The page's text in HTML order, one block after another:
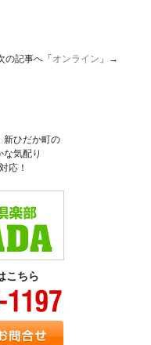
記事へ「オンライン 」→
新ひだか町の
気配り
応！
こちら